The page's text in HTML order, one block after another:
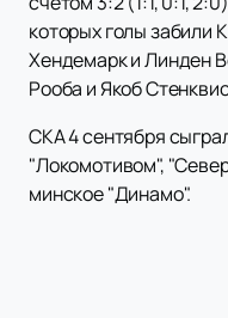
которых голы забили
Хендемарк и Линден
Рооба и Якоб
СКА 4 сентября
"Локомотивом",
минское "Динамо".